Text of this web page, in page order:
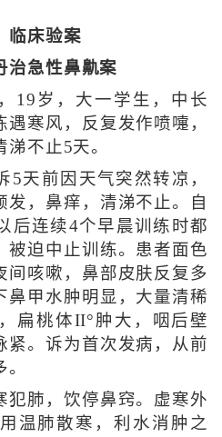
临床验案
治急性鼻鼽案
岁，大一学生，中长
寒风，反复发作喷嚏，
不止5天。
前因天气突然转凉，
发，鼻痒，清涕不止。自
后连续4个早晨训练时都
被迫中止训练。患者面色
间咳嗽，鼻部皮肤反复多
鼻甲水肿明显，大量清稀
扁桃体II°肿大，咽后壁
紧。诉为首次发病，从前
肺，饮停鼻窍。虚寒外
温肺散寒，利水消肿之